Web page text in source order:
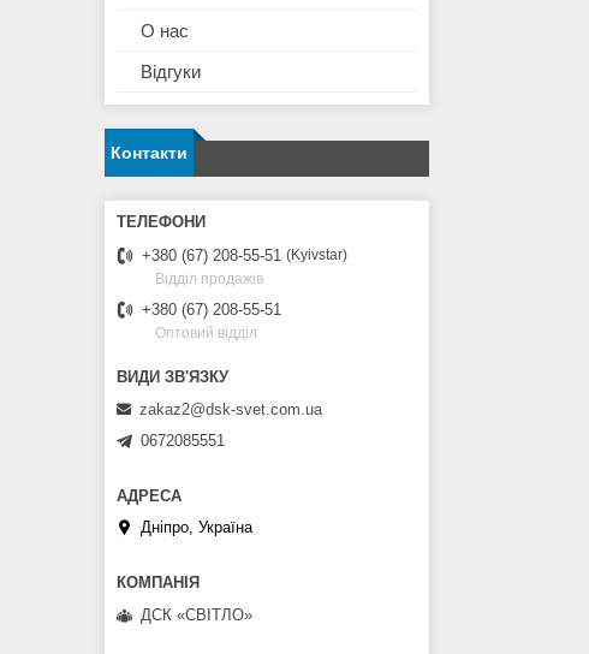
О нас
Відгуки
Контакти
+380 (67) 208-55-51
Kyivstar
Відділ продажів
+380 (67) 208-55-51
Оптовий відділ
zakaz2@dsk-svet.com.ua
0672085551
Дніпро, Україна
ДСК «СВІТЛО»